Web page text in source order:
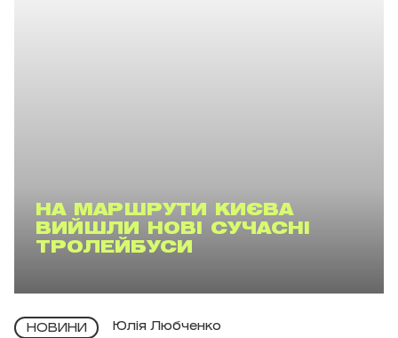
НА МАРШРУТИ КИЄВА
ВИЙШЛИ НОВІ СУЧАСНІ
ТРОЛЕЙБУСИ
НОВИНИ Юлія Любченко